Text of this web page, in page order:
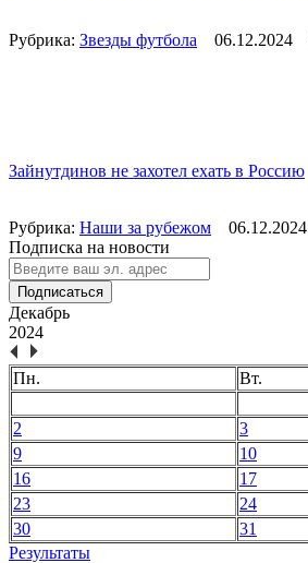
Рубрика: Звезды футбола 06.12.2024
Зайнутдинов не захотел ехать в Россию
Рубрика: Наши за рубежом 06.12.2024
Подписка на новости
Подписаться
Декабрь
2024
Пн. Вт.
2
3
9
10
16
17
23
24
30
31
Результаты